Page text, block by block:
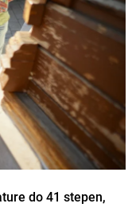
do 41 stepen,